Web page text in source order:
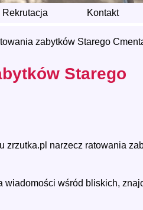
Rekrutacja Kontakt
zabytków Starego
Starego
zrzutka.pl narzecz ratowania
wiadomości wśród bliskich,